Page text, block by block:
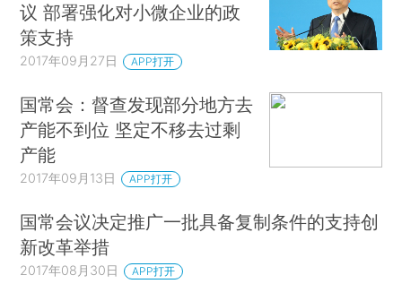
议 部署强化对小微企业的政
策支持
2017年09月27日 APP打开
国常会：督查发现部分地方去
产能不到位 坚定不移去过剩
产能
2017年09月13日 APP打开
国常会议决定推广一批具备复制条件的支持创
新改革举措
2017年08月30日 APP打开